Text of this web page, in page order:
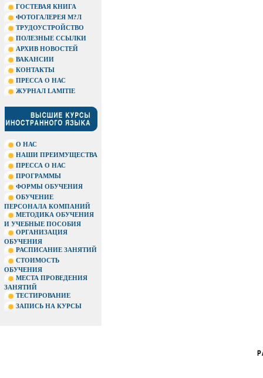
ГОСТЕВАЯ КНИГА
ФОТОГАЛЕРЕЯ М?Л
ТРУДОУСТРОЙСТВО
ПОЛЕЗНЫЕ ССЫЛКИ
АРХИВ НОВОСТЕЙ
ВАКАНСИИ
КОНТАКТЫ
ПРЕССА О НАС
ЖУРНАЛ LAMITIE
О НАС
НАШИ ПРЕИМУЩЕСТВА
ПРЕССА О НАС
ПРОГРАММЫ
ФОРМЫ ОБУЧЕНИЯ
ОБУЧЕНИЕ
ПЕРСОНАЛА КОМПАНИЙ
МЕТОДИКА ОБУЧЕНИЯ
И УЧЕБНЫЕ ПОСОБИЯ
ОРГАНИЗАЦИЯ
ОБУЧЕНИЯ
РАСПИСАНИЕ ЗАНЯТИЙ
СТОИМОСТЬ
ОБУЧЕНИЯ
МЕСТА ПРОВЕДЕНИЯ
ЗАНЯТИЙ
ТЕСТИРОВАНИЕ
ЗАПИСЬ НА КУРСЫ